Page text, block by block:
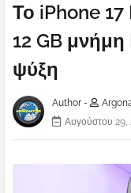
Το iPhone 17
12 GB μνήμη
ψύξη
Author -
Αυγούστου 29,